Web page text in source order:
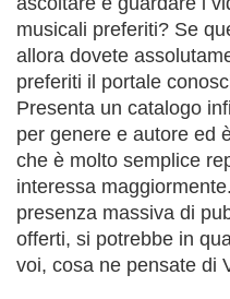
musicali preferiti? Se
allora dovete
preferiti il portale
Presenta un catalogo
per genere e autore ed
che è molto semplice
interessa
presenza massiva di
offerti, si potrebbe in
voi, cosa ne pensate di